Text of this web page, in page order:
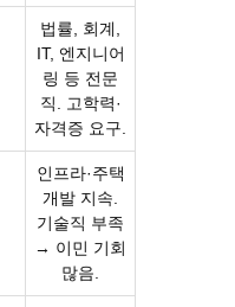
법률, 회계,
IT, 엔지니어
링 등 전문
직. 고학력·
자격증 요구.
인프라·주택
개발 지속.
기술직 부족
→ 이민 기회
많음.